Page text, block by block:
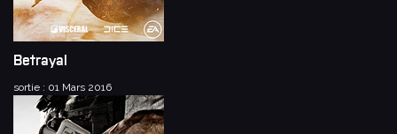
Betrayal
sortie : 01 Mars 2016